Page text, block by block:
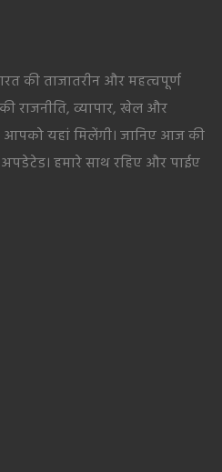
की ताजातरीन और महत्वपूर्ण
राजनीति, व्यापार, खेल और
आपको यहां मिलेंगी। जानिए आज की
हमारे साथ रहिए और पाईए